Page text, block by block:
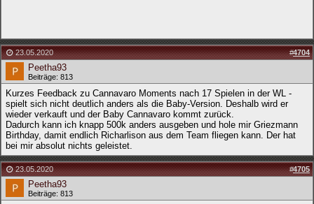
23.05.2020 #4704
Peetha93
Beiträge: 813
Kurzes Feedback zu Cannavaro Moments nach 17 Spielen in der WL -
spielt sich nicht deutlich anders als die Baby-Version. Deshalb wird er
wieder verkauft und der Baby Cannavaro kommt zurück.
Dadurch kann ich knapp 500k anders ausgeben und hole mir Griezmann
Birthday, damit endlich Richarlison aus dem Team fliegen kann. Der hat
bei mir absolut nichts geleistet.
23.05.2020 #4705
Peetha93
Beiträge: 813